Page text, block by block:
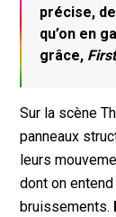
précise,
qu’on en
grâce,
Sur la scène
panneaux
leurs
dont on
bruissements.